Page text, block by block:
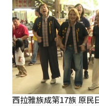
西拉雅族成第17族 原民